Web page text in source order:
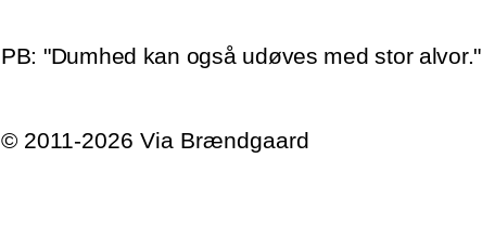
PB: "Dumhed kan også udøves med stor alvor."
© 2011-2026 Via Brændgaard